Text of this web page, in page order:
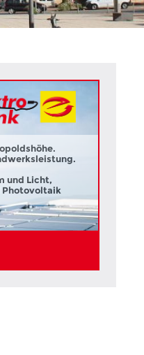
und Licht,